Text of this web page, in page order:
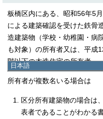
日本語
日本語
English
简体中文
繁體中文
板橋区内にある、昭和56年5
による建築確認を受けた鉄骨
造建築物（学校・幼稚園・病
も対象）の所有者又は、平成
階以下の木造住宅の所有者。
所有者が複数名いる場合は
区分所有建築物の場合は
表者であることがわかる